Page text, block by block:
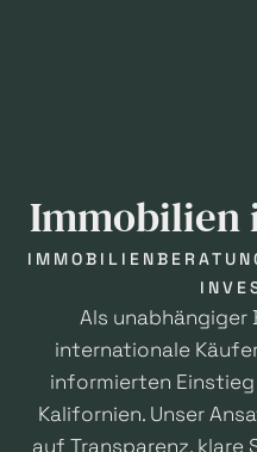
Immobilien
Als unabhängiger
internationale
informierten
Kalifornien. Unser
auf Transparenz,